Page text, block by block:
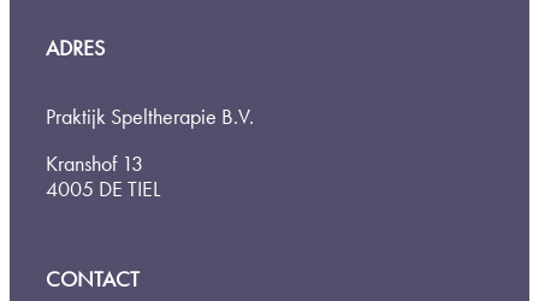
ADRES
Praktijk Speltherapie B.V.
Kranshof 13
4005 DE TIEL
CONTACT